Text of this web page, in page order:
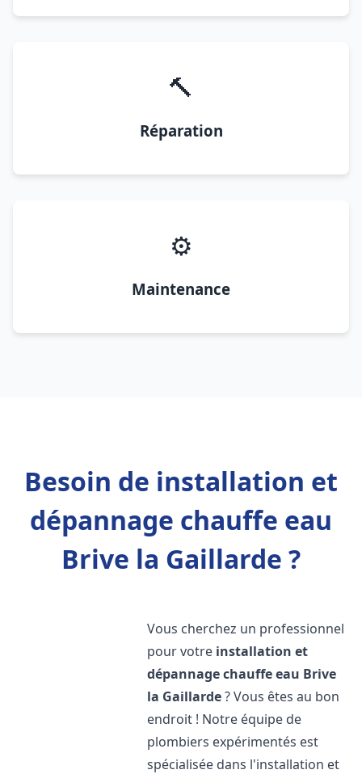
🔨
Réparation
⚙️
Maintenance
Besoin de installation et
dépannage chauffe eau
Brive la Gaillarde ?
Vous cherchez un professionnel
pour votre installation et
dépannage chauffe eau Brive
la Gaillarde? Vous êtes au bon
endroit ! Notre équipe de
plombiers expérimentés est
spécialisée dans l'installation et